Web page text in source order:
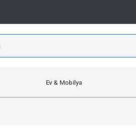
Ev & Mobilya